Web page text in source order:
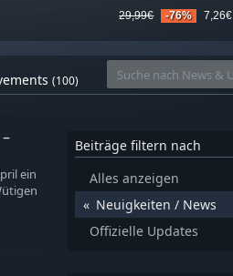
29,99€ -76% 7,26€
(100)
ein
Beiträge filtern nach
Alles anzeigen
Neuigkeiten / News
Offizielle Updates